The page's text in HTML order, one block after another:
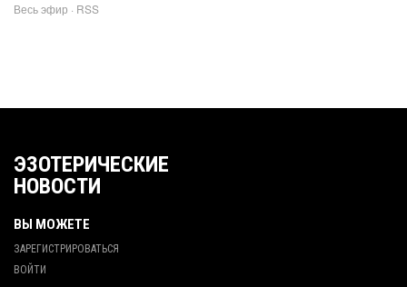
Весь эфир · RSS
ЭЗОТЕРИЧЕСКИЕ
НОВОСТИ
ВЫ МОЖЕТЕ
ЗАРЕГИСТРИРОВАТЬСЯ
ВОЙТИ